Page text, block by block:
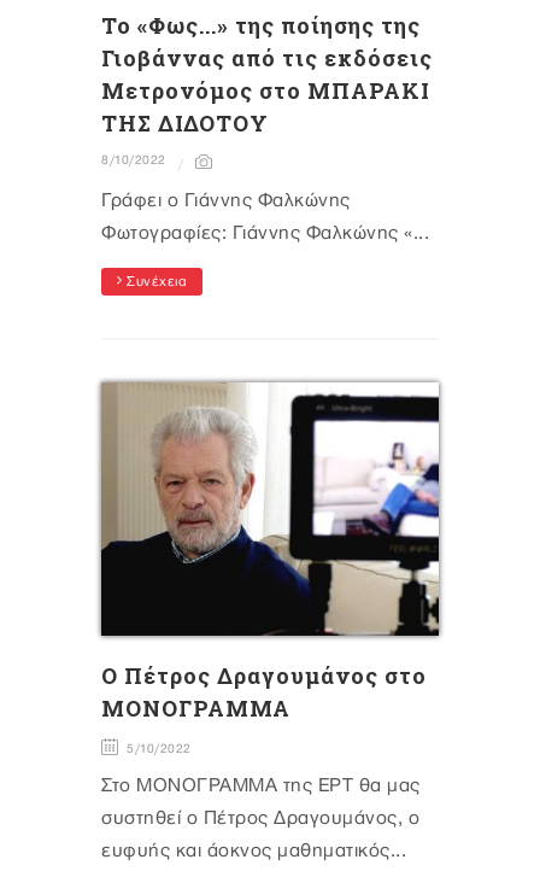
Το «Φως...» της ποίησης της
Γιοβάννας από τις εκδόσεις
Μετρονόμος στο ΜΠΑΡΑΚΙ
ΤΗΣ ΔΙΔΟΤΟΥ
8/10/2022
Γράφει ο Γιάννης Φαλκώνης
Φωτογραφίες: Γιάννης Φαλκώνης «...
Συνέχεια
Ο Πέτρος Δραγουμάνος στο
ΜΟΝΟΓΡΑΜΜΑ
5/10/2022
Στο ΜΟΝΟΓΡΑΜΜΑ της ΕΡΤ θα μας
συστηθεί ο Πέτρος Δραγουμάνος, ο
ευφυής και άοκνος μαθηματικός...